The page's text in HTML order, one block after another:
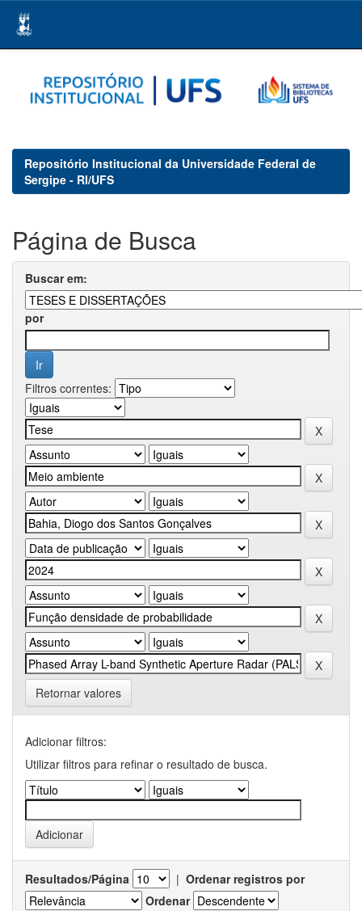
navigation
Repositório Institucional da Universidade Federal de
Sergipe - RI/UFS
Página de Busca
Buscar em:
por
Filtros correntes:
Retornar valores
Adicionar filtros:
Utilizar filtros para refinar o resultado de busca.
Resultados/Página | Ordenar registros por
Ordenar